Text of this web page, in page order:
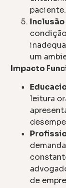
paciente.
um
Impacto
leitura
de